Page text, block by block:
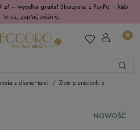
– wysyłka gratis! Skorzystaj z PayPo – kup
teraz, zapłać później.
z diamentami
Złote pierścionki z
NOWOŚĆ